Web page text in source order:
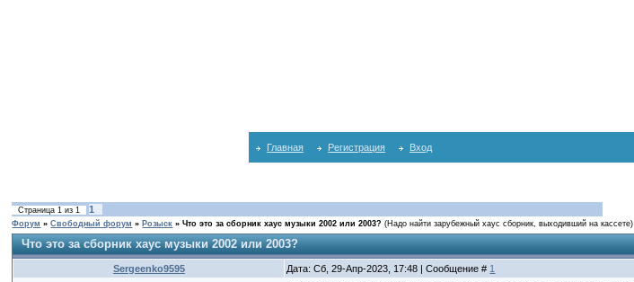
Главная Регистрация Вход
Страница1 из1 1
Форум » Свободный форум » Розыск » Что это за сборник хаус музыки 2002 или 2003? (Надо найти зарубежный хаус сборник, выходивший на кассете)
Что это за сборник хаус музыки 2002 или 2003?
Sergeenko9595 Дата: Сб, 29-Апр-2023, 17:48 | Сообщение # 1